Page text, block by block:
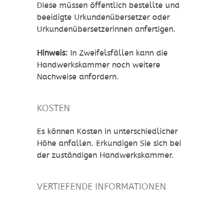
Diese müssen öffentlich bestellte und
beeidigte Urkundenübersetzer oder
Urkundenübersetzerinnen anfertigen.
Hinweis: In Zweifelsfällen kann die
Handwerkskammer noch weitere
Nachweise anfordern.
KOSTEN
Es können Kosten in unterschiedlicher
Höhe anfallen. Erkundigen Sie sich bei
der zuständigen Handwerkskammer.
VERTIEFENDE INFORMATIONEN